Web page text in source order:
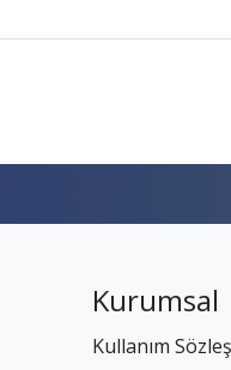
Kurumsal
Kullanım